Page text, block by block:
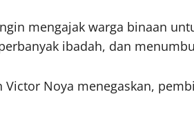
mengajak warga binaan
ibadah, dan
Victor Noya menegaskan,